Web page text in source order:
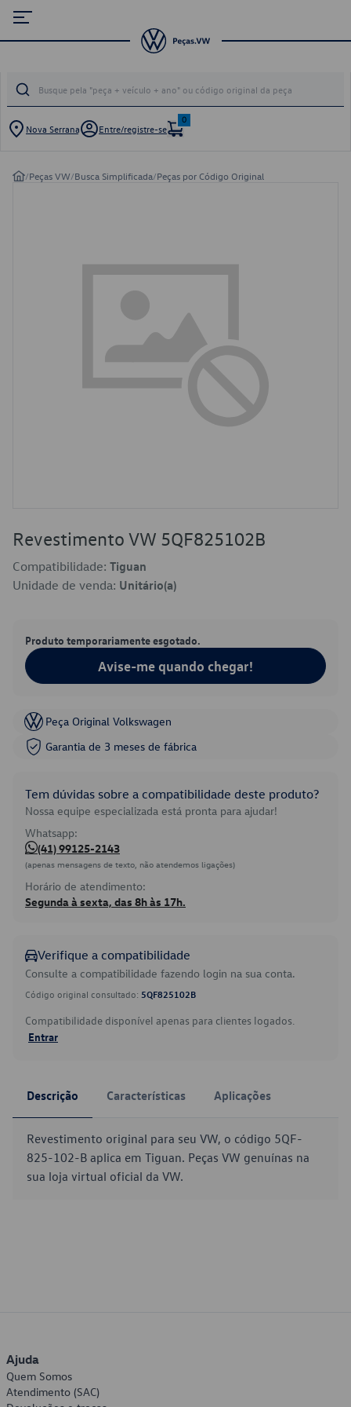
Nova Serrana Entre/registre-se
0
/Peças VW/Busca Simplificada/Peças por Código Original
Revestimento VW 5QF825102B
Compatibilidade: Tiguan
Unidade de venda: Unitário(a)
Produto temporariamente esgotado.
Avise-me quando chegar!
Peça Original Volkswagen
Garantia de 3 meses de fábrica
Tem dúvidas sobre a compatibilidade deste produto?
Nossa equipe especializada está pronta para ajudar!
Whatsapp:
(41) 99125-2143
(apenas mensagens de texto, não atendemos ligações)
Horário de atendimento:
Segunda à sexta, das 8h às 17h.
Verifique a compatibilidade
Consulte a compatibilidade fazendo login na sua conta.
Código original consultado: 5QF825102B
Compatibilidade disponível apenas para clientes logados.
Entrar
Descrição Características Aplicações
Revestimento original para seu VW, o código 5QF-
825-102-B aplica em Tiguan. Peças VW genuínas na
sua loja virtual oficial da VW.
Ajuda
Quem Somos
Atendimento (SAC)